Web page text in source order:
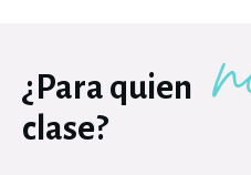
¿Para quien
clase?